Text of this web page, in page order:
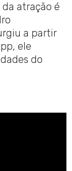
atração é
a partir
ele
do